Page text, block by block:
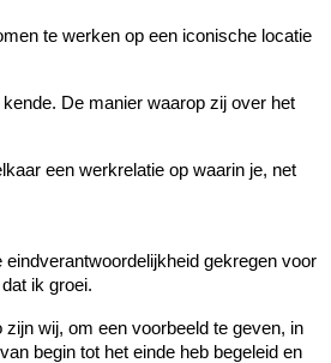
te werken op een iconische locatie
De manier waarop zij over het
een werkrelatie op waarin je, net
gekregen voor
ik groei.
wij, om een voorbeeld te geven, in
begin tot het einde heb begeleid en